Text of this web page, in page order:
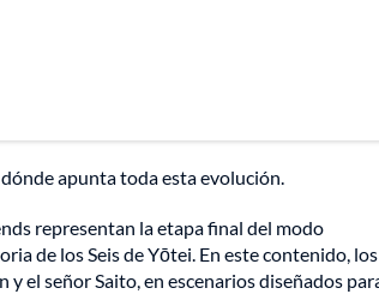
apunta toda esta evolución.
representan la etapa final del modo
de los Seis de Yōtei. En este contenido, los
el señor Saito, en escenarios diseñados